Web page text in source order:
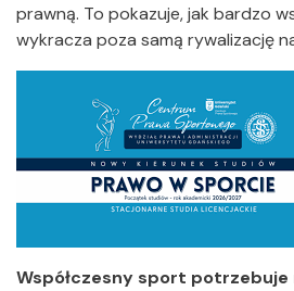
prawną. To pokazuje, jak bardzo
wykracza poza samą rywalizację
Współczesny sport potrzebuje